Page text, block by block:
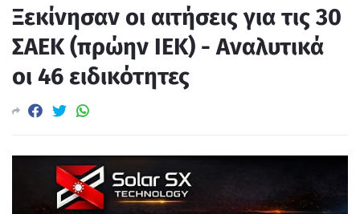
Ξεκίνησαν οι αιτήσεις για τις 30
ΣΑΕΚ (πρώην ΙΕΚ) - Αναλυτικά
οι 46 ειδικότητες